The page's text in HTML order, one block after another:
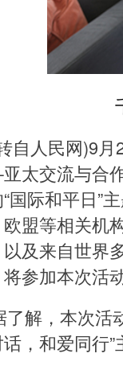
自人民网)9
太交流与合作
国际和平日”
盟等相关机
及来自世界
参加本次活
了解，本次活
，和爱同行